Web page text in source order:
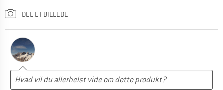
DEL ET BILLEDE